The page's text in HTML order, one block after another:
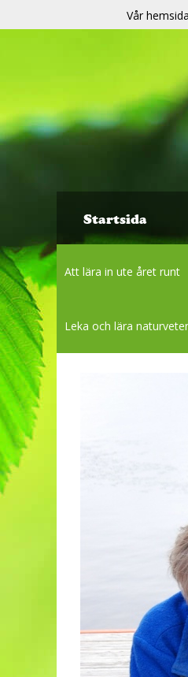
Startsida
Att lära in ute året runt
Leka och lära
Vår